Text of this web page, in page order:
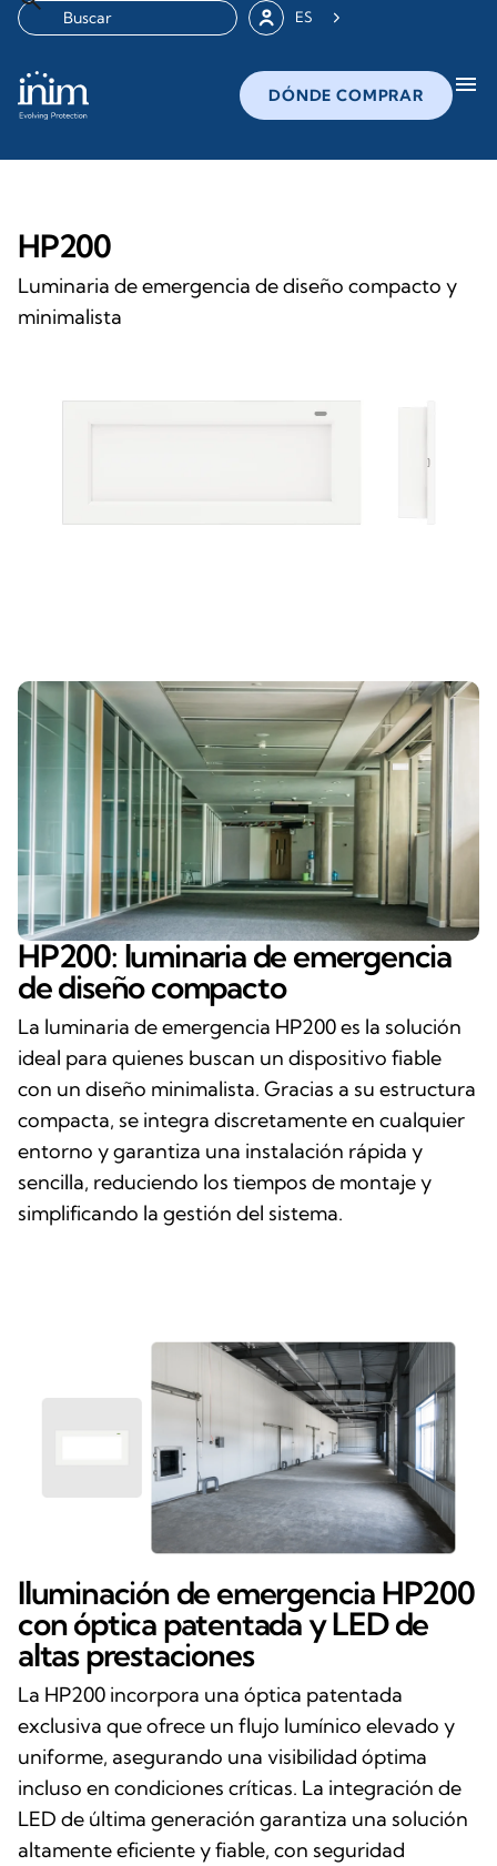
ES
DÓNDE COMPRAR menu
HP200
Luminaria de emergencia de diseño compacto y
minimalista
HP200: luminaria de emergencia
de diseño compacto
La luminaria de emergencia HP200 es la solución
ideal para quienes buscan un dispositivo fiable
con un diseño minimalista. Gracias a su estructura
compacta, se integra discretamente en cualquier
entorno y garantiza una instalación rápida y
sencilla, reduciendo los tiempos de montaje y
simplificando la gestión del sistema.
Iluminación de emergencia HP200
con óptica patentada y LED de
altas prestaciones
La HP200 incorpora una óptica patentada
exclusiva que ofrece un flujo lumínico elevado y
uniforme, asegurando una visibilidad óptima
incluso en condiciones críticas. La integración de
LED de última generación garantiza una solución
altamente eficiente y fiable, con seguridad